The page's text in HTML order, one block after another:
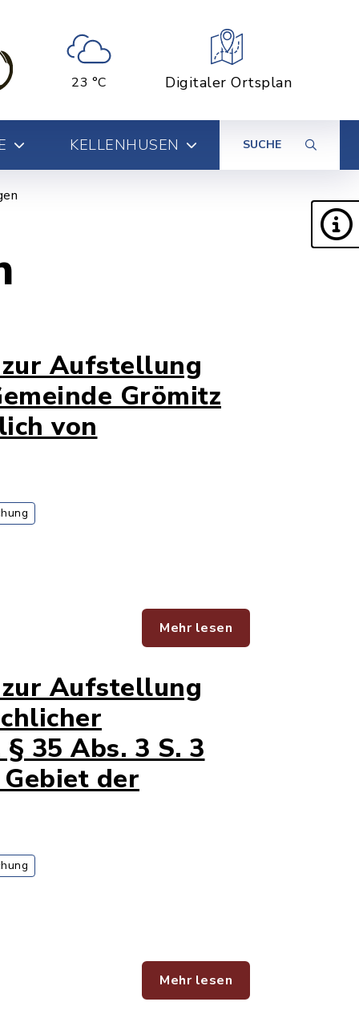
23 °C Digitaler Ortsplan
KELLENHUSEN SUCHE
zur Aufstellung
Grömitz
von
Mehr lesen
zur Aufstellung
35 Abs. 3 S. 3
der
Mehr lesen